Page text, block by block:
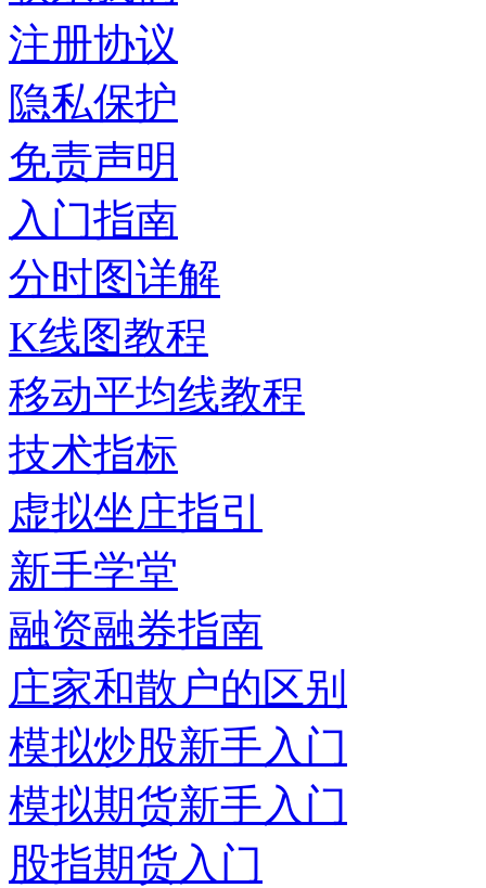
注册协议
隐私保护
免责声明
入门指南
分时图详解
K线图教程
移动平均线教程
技术指标
虚拟坐庄指引
新手学堂
融资融券指南
庄家和散户的区别
模拟炒股新手入门
模拟期货新手入门
股指期货入门